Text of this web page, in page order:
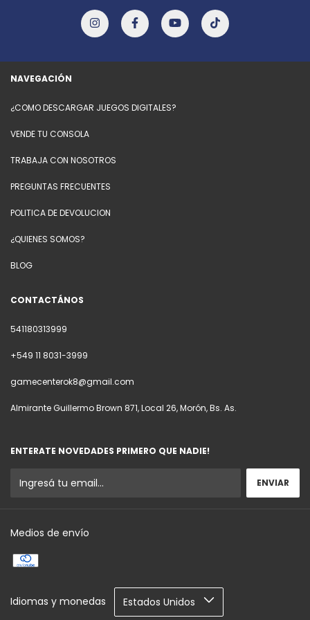
NAVEGACIÓN
¿COMO DESCARGAR JUEGOS DIGITALES?
VENDE TU CONSOLA
TRABAJA CON NOSOTROS
PREGUNTAS FRECUENTES
POLITICA DE DEVOLUCION
¿QUIENES SOMOS?
BLOG
CONTACTÁNOS
541180313999
+549 11 8031-3999
gamecenterok8@gmail.com
Almirante Guillermo Brown 871, Local 26, Morón, Bs. As.
ENTERATE NOVEDADES PRIMERO QUE NADIE!
Medios de envío
Idiomas y monedas